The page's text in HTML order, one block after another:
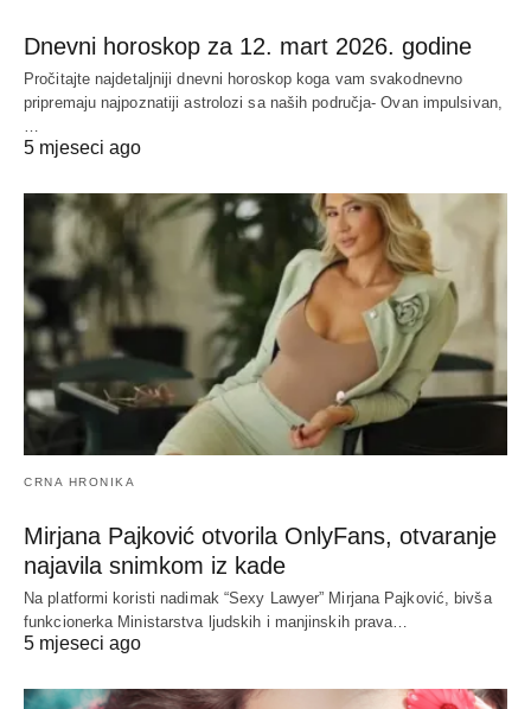
Dnevni horoskop za 12. mart 2026. godine
Pročitajte najdetaljniji dnevni horoskop koga vam svakodnevno
pripremaju najpoznatiji astrolozi sa naših područja- Ovan impulsivan,
5 mjeseci ago
CRNA HRONIKA
Mirjana Pajković otvorila OnlyFans, otvaranje
najavila snimkom iz kade
Na platformi koristi nadimak “Sexy Lawyer” Mirjana Pajković, bivša
funkcionerka Ministarstva ljudskih i manjinskih prava…
5 mjeseci ago